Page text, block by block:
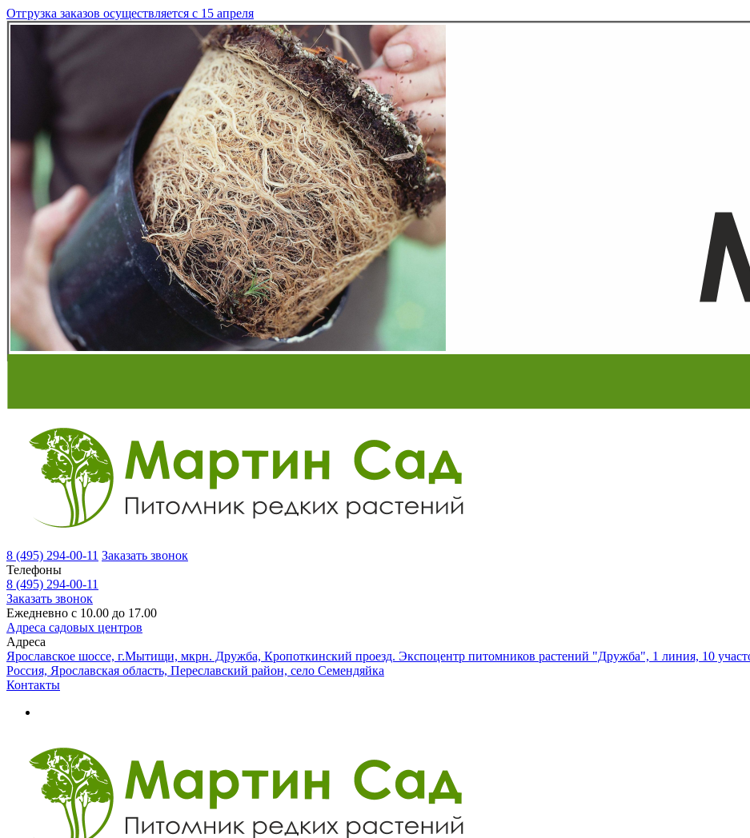
Отгрузка заказов осуществляется с 15 апреля
8 (495) 294-00-11 Заказать звонок
Телефоны
8 (495) 294-00-11
Заказать звонок
Ежедневно с 10.00 до 17.00
Адреса садовых центров
Адреса
Ярославское шоссе, г.Мытищи, мкрн. Дружба, Кропоткинский проезд. Экспоцентр питомников растений "Дружба", 1 линия, 10
Россия, Ярославская область, Переславский район, село Семендяйка
Контакты